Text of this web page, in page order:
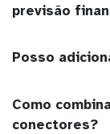
previsão
Posso
Como
conectores?